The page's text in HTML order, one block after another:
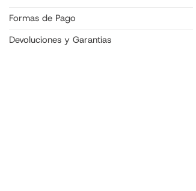
Formas de Pago
Devoluciones y Garantias